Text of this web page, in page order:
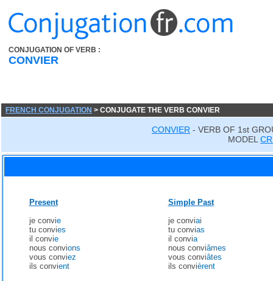
CONJUGATION OF VERB :
CONVIER
FRENCH CONJUGATION > CONJUGATE THE VERB CONVIER
CONVIER - VERB OF 1st
MODEL
Present
je convie
tu convies
il convie
nous convions
vous conviez
ils convient
Simple Past
je conviai
tu convias
il convia
nous conviâmes
vous conviâtes
ils convièrent